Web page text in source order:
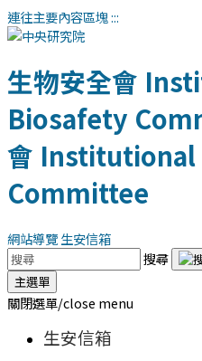
連往主要內容區塊:::
生物安全會
Biosafety
會 Institutional
Committee
網站導覽生安信箱
搜尋
主選單
關閉選單/close menu
生安信箱